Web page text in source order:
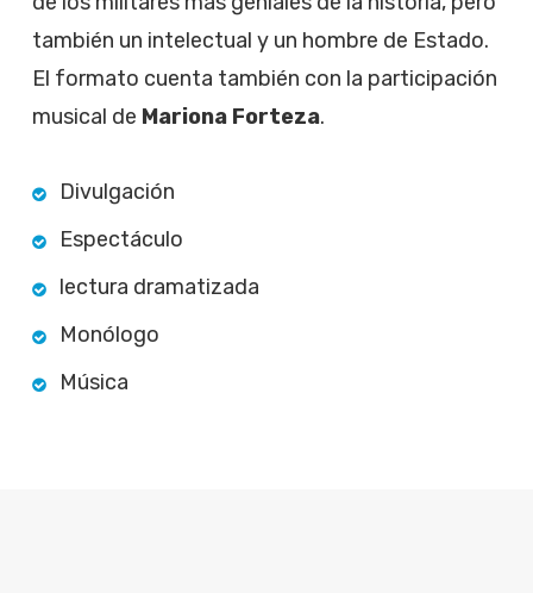
también un intelectual y un hombre de Estado.
El formato cuenta también con la participación
musical de Mariona Forteza.
Divulgación
Espectáculo
lectura dramatizada
Monólogo
Música